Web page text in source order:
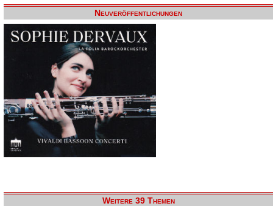
Neuveröffentlichungen
Weitere 39 Themen